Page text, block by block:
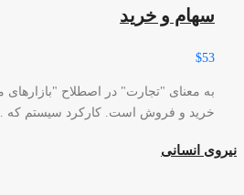
سهام و خرید
$53
به معنای "تجارت" در اصطلاح "بازارهای
خرید و فروش است. کارکرد سیستم که
نیروی انسانی